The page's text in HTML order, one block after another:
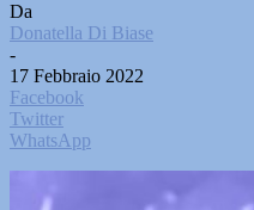
Da
Donatella Di Biase
-
17 Febbraio 2022
Facebook
Twitter
WhatsApp